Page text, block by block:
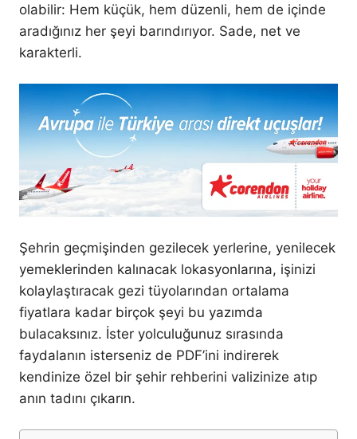
olabilir: Hem küçük, hem düzenli, hem de içinde
aradığınız her şeyi barındırıyor. Sade, net ve
karakterli.
Şehrin geçmişinden gezilecek yerlerine, yenilecek
yemeklerinden kalınacak lokasyonlarına, işinizi
kolaylaştıracak gezi tüyolarından ortalama
fiyatlara kadar birçok şeyi bu yazımda
bulacaksınız. İster yolculuğunuz sırasında
faydalanın isterseniz de PDF’ini indirerek
kendinize özel bir şehir rehberini valizinize atıp
anın tadını çıkarın.